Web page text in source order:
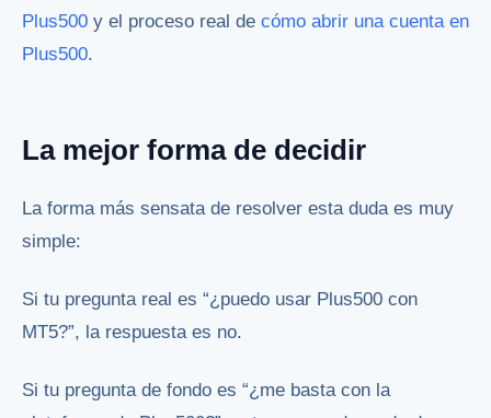
Plus500 y el proceso real de cómo abrir una cuenta en
Plus500.
La mejor forma de decidir
La forma más sensata de resolver esta duda es muy
simple:
Si tu pregunta real es “¿puedo usar Plus500 con
MT5?”, la respuesta es no.
Si tu pregunta de fondo es “¿me basta con la